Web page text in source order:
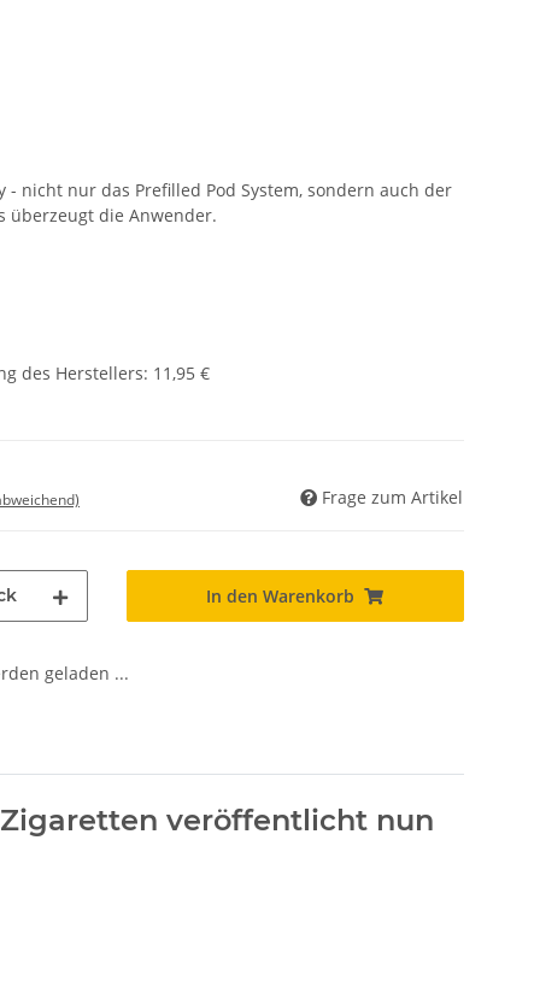
- nicht nur das Prefilled Pod System, sondern auch der
überzeugt die Anwender.
des Herstellers: 11,95 €
Frage zum Artikel
In den Warenkorb
geladen ...
veröffentlicht nun